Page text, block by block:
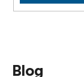
Blog